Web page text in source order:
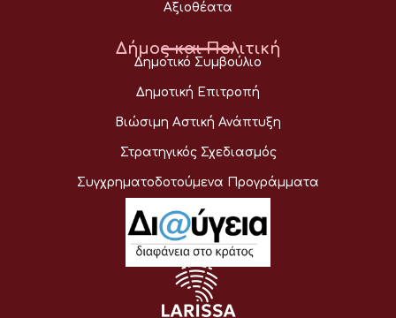
Αξιοθέατα
Δήμος και Πολιτική
Δημοτικό Συμβούλιο
Δημοτική Επιτροπή
Βιώσιμη Αστική Ανάπτυξη
Στρατηγικός Σχεδιασμός
Συγχρηματοδοτούμενα Προγράμματα